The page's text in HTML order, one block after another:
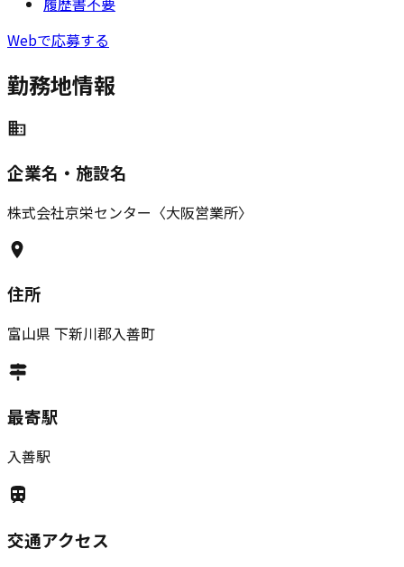
Webで応募する
勤務地情報
企業名・施設名
株式会社京栄センター〈大阪営業所〉
住所
富山県 下新川郡入善町
最寄駅
入善駅
交通アクセス